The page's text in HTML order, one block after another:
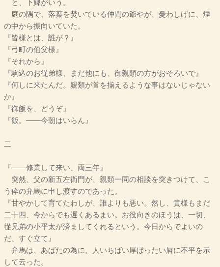
と、下婢がいう。
庭の隅で、落葉を焚いている仲間の爺やが、憂わしげに、煙
の中から振向いていた。
『皆様とは、誰が？』
『弓町の伯父様』
『それから』
『駒込のお従弟様、まだ他にも、御親類の方がおそろいで』
『何しに来たんだ。親類が首を揃えるような事はないじゃない
か』
『御飯を、どうぞ』
『飯。――今朝はいらん』
二
『――修業して来い、両三年』
突然、父の新五左衛門が、親類一同の相談を突きつけて、こ
う伜の弁馬に申し渡すのであった。
『甘やかして育てたわしが、誰よりも悪い。然し、貴様もまだ
二十四、今からでも遅くあるまい。お役向きのほうは、一切、
従兄弟の小平太が済ましてくれるという。今日からでよいの
だ、すぐ立て』
弁馬は、あばたの為に、人いちばい厚ぼったい唇に不平を示
して云った。